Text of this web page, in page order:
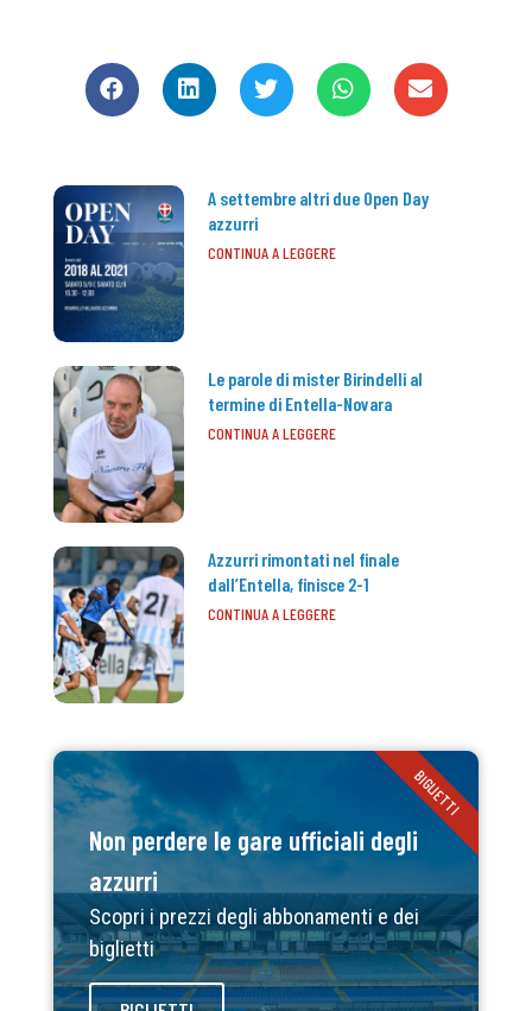
A settembre altri due Open Day
azzurri
CONTINUA A LEGGERE
Le parole di mister Birindelli al
termine di Entella-Novara
CONTINUA A LEGGERE
Azzurri rimontati nel finale
dall’Entella, finisce 2-1
CONTINUA A LEGGERE
Non perdere le gare ufficiali degli
azzurri
Scopri i prezzi degli abbonamenti e dei
biglietti
BIGLIETTI